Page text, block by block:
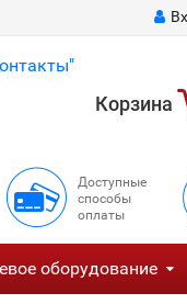
Корзина
Доступные
способы
оплаты
оборудование